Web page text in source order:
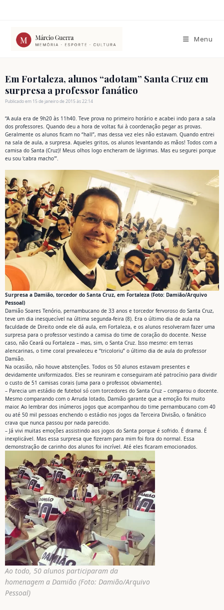
conteúdo
Menu
Em Fortaleza, alunos “adotam” Santa Cruz em
surpresa a professor fanático
Publicado em 15 de janeiro de 2015 às 22:14
“A aula era de 9h20 às 11h40. Teve prova no primeiro horário e acabei indo para a sala
dos professores. Quando deu a hora de voltar, fui à coordenação pegar as provas.
Geralmente os alunos ficam no “hall”, mas dessa vez eles não estavam. Quando entrei
na sala de aula, a surpresa. Aqueles gritos, os alunos levantando as mãos! Todos com a
camisa do Santa (Cruz)! Meus olhos logo encheram de lágrimas. Mas eu segurei porque
eu sou ‘cabra macho'”.
Surpresa a Damião, torcedor do Santa Cruz, em Fortaleza (Foto: Damião/Arquivo
Pessoal)
Damião Soares Tenório, pernambucano de 33 anos e torcedor fervoroso do Santa Cruz,
teve um dia inesquecível na última segunda-feira (8). Era o último dia de aula na
faculdade de Direito onde ele dá aula, em Fortaleza, e os alunos resolveram fazer uma
surpresa para o professor vestindo a camisa do time de coração do docente. Nesse
caso, não Ceará ou Fortaleza – mas, sim, o Santa Cruz. Isso mesmo: em terras
alencarinas, o time coral prevaleceu e “tricoloriu” o último dia de aula do professor
Damião.
Na ocasião, não houve abstenções. Todos os 50 alunos estavam presentes e
devidamente uniformizados. Eles se reuniram e conseguiram até patrocínio para dividir
o custo de 51 camisas corais (uma para o professor, obviamente).
– Parecia um estádio de futebol só com torcedores do Santa Cruz – comparou o docente.
Mesmo comparando com o Arruda lotado, Damião garante que a emoção foi muito
maior. Ao lembrar dos inúmeros jogos que acompanhou do time pernambucano com 40
ou até 50 mil pessoas enchendo o estádio nos jogos da Terceira Divisão, o fanático
crava que nunca passou por nada parecido.
– Já vivi muitas emoções assistindo aos jogos do Santa porque é sofrido. É drama. É
inexplicável. Mas essa surpresa que fizeram para mim foi fora do normal. Essa
demonstração de carinho dos alunos foi incrível. Até eles ficaram emocionados.
Ao todo, 50 alunos participaram da
homenagem a Damião (Foto: Damião/Arquivo
Pessoal)